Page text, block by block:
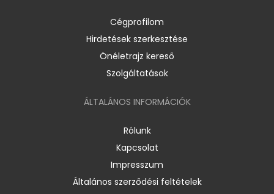
Cégprofilom
Hirdetések szerkesztése
Önéletrajz kereső
Szolgáltatások
ÁLTALÁNOS INFORMÁCIÓK
Rólunk
Kapcsolat
Impresszum
Általános szerződési feltételek